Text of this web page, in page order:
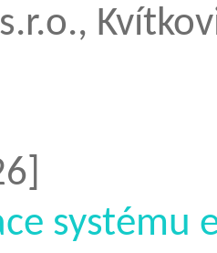
s.r.o.,
systému